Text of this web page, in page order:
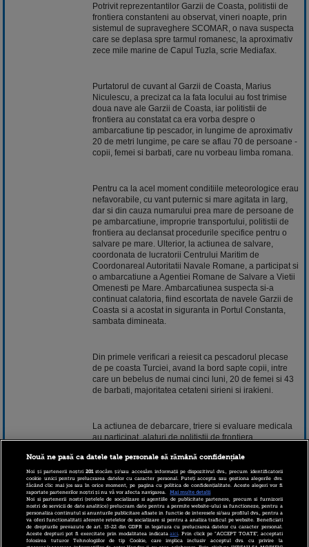
Potrivit reprezentantilor Garzii de Coasta, politistii de
frontiera constanteni au observat, vineri noapte, prin
sistemul de supraveghere SCOMAR, o nava suspecta
care se deplasa spre tarmul romanesc, la aproximativ
zece mile marine de Capul Tuzla, scrie Mediafax.
Purtatorul de cuvant al Garzii de Coasta, Marius
Niculescu, a precizat ca la fata locului au fost trimise
doua nave ale Garzii de Coasta, iar politistii de
frontiera au constatat ca era vorba despre o
ambarcatiune tip pescador, in lungime de aproximativ
20 de metri lungime, pe care se aflau 70 de persoane -
copii, femei si barbati, care nu vorbeau limba romana.
Pentru ca la acel moment conditiile meteorologice erau
nefavorabile, cu vant puternic si mare agitata in larg,
dar si din cauza numarului prea mare de persoane de
pe ambarcatiune, improprie transportului, politistii de
frontiera au declansat procedurile specifice pentru o
salvare pe mare. Ulterior, la actiunea de salvare,
coordonata de lucratorii Centrului Maritim de
Coordonareal Autoritatii Navale Romane, a participat si
o ambarcatiune a Agentiei Romane de Salvare a Vietii
Omenesti pe Mare. Ambarcatiunea suspecta si-a
continuat calatoria, fiind escortata de navele Garzii de
Coasta si a acostat in siguranta in Portul Constanta,
sambata dimineata.
Din primele verificari a reiesit ca pescadorul plecase
de pe coasta Turciei, avand la bord sapte copii, intre
care un bebelus de numai cinci luni, 20 de femei si 43
de barbati, majoritatea cetateni sirieni si irakieni.
La actiunea de debarcare, triere si evaluare medicala
au participat, alaturi de politistii de frontiera,
Serviciului pentru Imigrari al judetului Constanta.
Politistii de frontiera continua cercetarile in acest caz,
urmand sa stabileasca identitatea si nationalitatea
migrantilor, dar si sa identifice calauzele. La finalizarea
verificarilor, intregul grup de migranti va intra in
custodia Inspectoratului General pentru Imigrari.
Nouă ne pasă ca datele tale personale să rămână confidențiale
Noi și partenerii noștri201stocăm și/sau accesăm informații pe dispozitivul dvs., precum identificatorii
cookie unici pentru prelucrarea datelor cu caracter personal. Puteți accepta sau gestiona alegerile dvs.
făcând clic mai jos sau în orice moment, pe pagina cu politica de confidențialitate. Aceste alegeri vor fi
raportate partenerilor noștri și nu vă vor afecta navigarea.
Mai multe detalii
Noi si partenerii nostri (retelele de socializare si agentiile de publicitate partenere, precum si furnizorii
nostri de servicii de date analitice) prelucram date pentru a permite website-ului sa functioneze, pentru a
personaliza continutul si anunturile publicitare afisate in functie de interesele si/sau profilul dvs., pentru a
va oferi functionalitati aferente retelelor de socializare si pentru a analiza traficul pe website. Beneficiati
de drepturile prevazute de art. 15-22 din GDPR in legatura cu prelucrarea datelor cu caracter personal.
Aceste drepturi pot fi exercitate prin modalitatea indicataaici. Prin click pe “ACCEPT TOATE”, acceptati
folosirea tuturor Tehnologiilor de tip Cookie, care implica inclusiv acceptul dvs. cu privire la